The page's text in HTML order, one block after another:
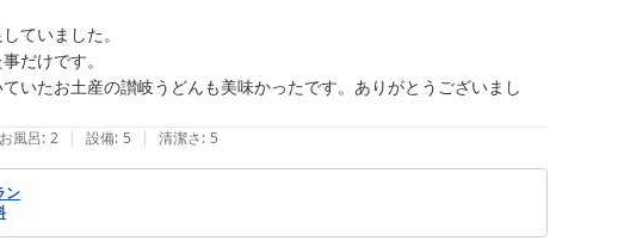
況となっております。大変申し訳ございませんでした。
しております。一日でも早く利用再開できるよう全力で取り組ん
し上げております。
ていました。
だけです。
いたお土産の讃岐うどんも美味かったです。ありがとうございまし
風呂: 2 | 設備: 5 | 清潔さ: 5
ン